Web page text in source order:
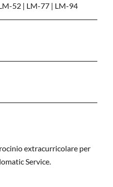
52 | LM-77 | LM-94
extracurricolare per
Service.